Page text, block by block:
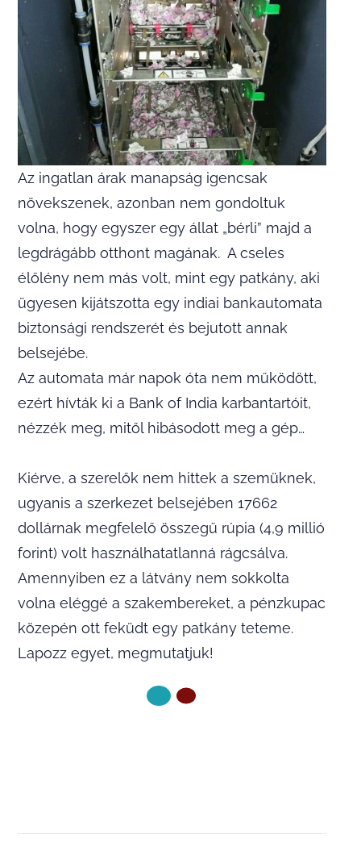
Az ingatlan árak manapság igencsak
növekszenek, azonban nem gondoltuk
volna, hogy egyszer egy állat „bérli” majd a
legdrágább otthont magának. A cseles
élőlény nem más volt, mint egy patkány, aki
ügyesen kijátszotta egy indiai bankautomata
biztonsági rendszerét és bejutott annak
belsejébe.
Az automata már napok óta nem működött,
ezért hívták ki a Bank of India karbantartóit,
nézzék meg, mitől hibásodott meg a gép…
Kiérve, a szerelők nem hittek a szemüknek,
ugyanis a szerkezet belsejében 17662
dollárnak megfelelő összegű rúpia (4,9 millió
forint) volt használhatatlanná rágcsálva.
Amennyiben ez a látvány nem sokkolta
volna eléggé a szakembereket, a pénzkupac
közepén ott feküdt egy patkány teteme.
Lapozz egyet, megmutatjuk!